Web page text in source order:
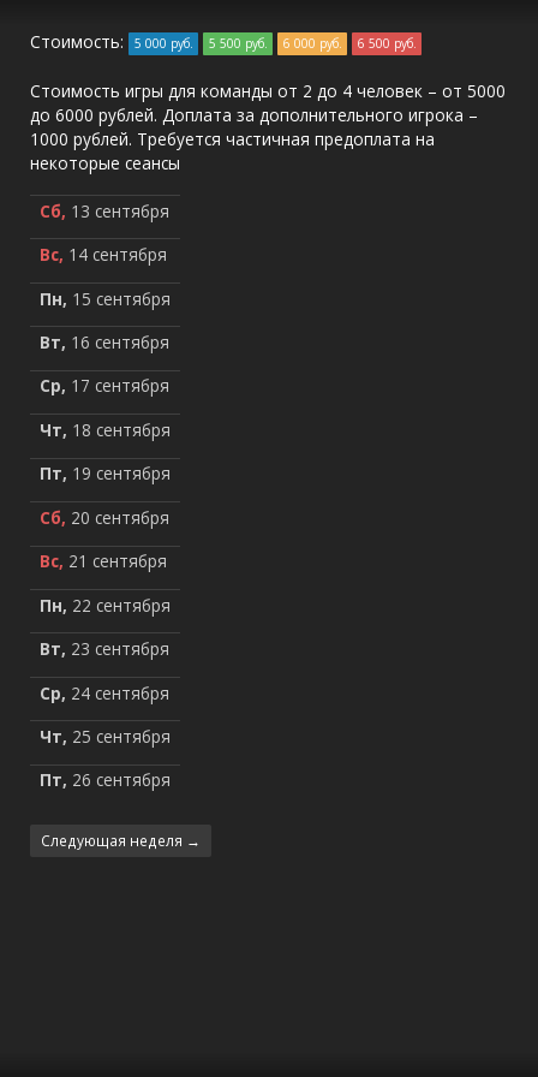
Стоимость: 5 000 руб. 5 500 руб. 6 000 руб. 6 500 руб.
Стоимость игры для команды от 2 до 4 человек – от 5000
до 6000 рублей. Доплата за дополнительного игрока –
1000 рублей. Требуется частичная предоплата на
некоторые сеансы
Сб, 13 сентября
Вс, 14 сентября
Пн, 15 сентября
Вт, 16 сентября
Ср, 17 сентября
Чт, 18 сентября
Пт, 19 сентября
Сб, 20 сентября
Вс, 21 сентября
Пн, 22 сентября
Вт, 23 сентября
Ср, 24 сентября
Чт, 25 сентября
Пт, 26 сентября
Следующая неделя →